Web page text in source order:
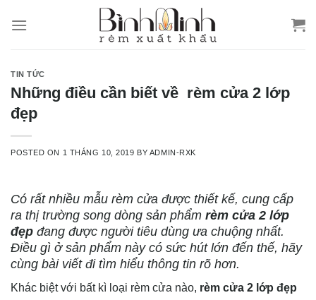
TIN TỨC
Những điều cần biết về rèm cửa 2 lớp
đẹp
POSTED ON 1 THÁNG 10, 2019 BY ADMIN-RXK
Có rất nhiều mẫu rèm cửa được thiết kế, cung cấp
ra thị trường song dòng sản phẩm rèm cửa 2 lớp
đẹp đang được người tiêu dùng ưa chuộng nhất.
Điều gì ở sản phẩm này có sức hút lớn đến thế, hãy
cùng bài viết đi tìm hiểu thông tin rõ hơn.
Khác biệt với bất kì loại rèm cửa nào, rèm cửa 2 lớp đẹp